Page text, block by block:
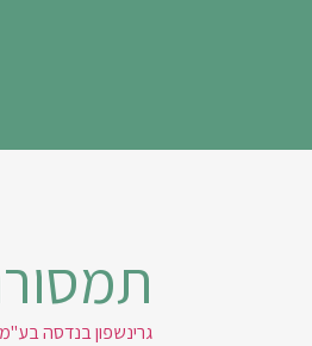
גרינשפון בנדסה בע"מ